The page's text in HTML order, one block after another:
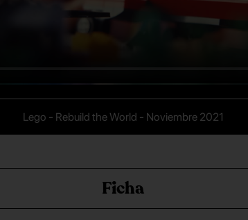
Lego - Rebuild the World - Noviembre 2021
Ficha